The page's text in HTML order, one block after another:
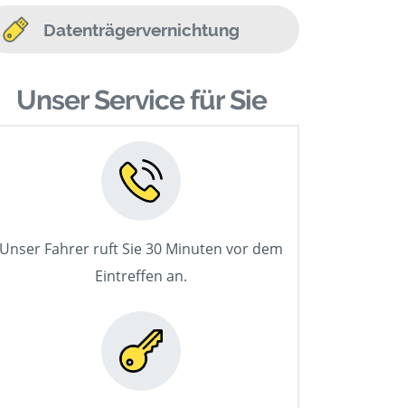
Datenträgervernichtung
Unser Service für Sie
Unser Fahrer ruft Sie 30 Minuten vor dem
Eintreffen an.